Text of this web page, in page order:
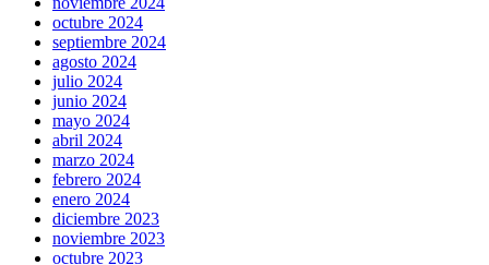
octubre 2024
septiembre 2024
agosto 2024
julio 2024
junio 2024
mayo 2024
abril 2024
marzo 2024
febrero 2024
enero 2024
diciembre 2023
noviembre 2023
octubre 2023